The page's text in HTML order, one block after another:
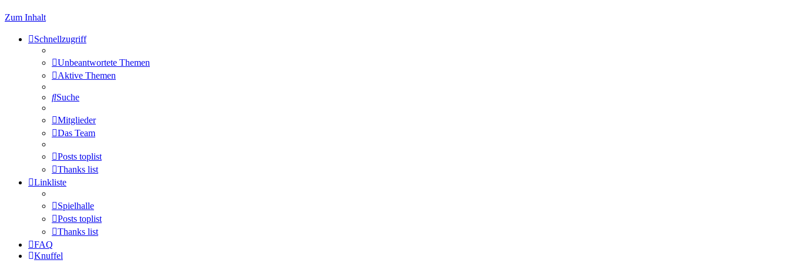
Zum Inhalt
Schnellzugriff
Unbeantwortete Themen
Aktive Themen
Suche
Mitglieder
Das Team
Posts toplist
Thanks list
Linkliste
Spielhalle
Posts toplist
Thanks list
FAQ
Knuffel